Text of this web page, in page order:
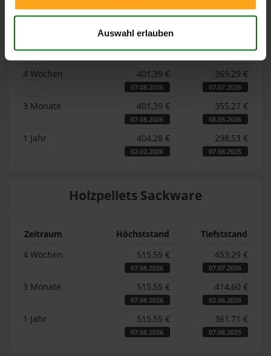
Auswahl erlauben
Lose Holzpellets
Zeitraum Höchststand
Tiefststand
4 Wochen
401,39 €
07.08.2026
369,29 €
07.07.2026
3 Monate 401,39 €
07.08.2026
355,27 €
08.05.2026
1 Jahr 404,28 €
02.02.2026
298,53 €
07.08.2025
Holzpellets Sackware
Zeitraum Höchststand
Tiefststand
4 Wochen
515,55 €
07.08.2026
453,29 €
07.07.2026
3 Monate 515,55 €
07.08.2026
414,60 €
02.06.2026
1 Jahr 515,55 €
07.08.2026
361,71 €
07.08.2025